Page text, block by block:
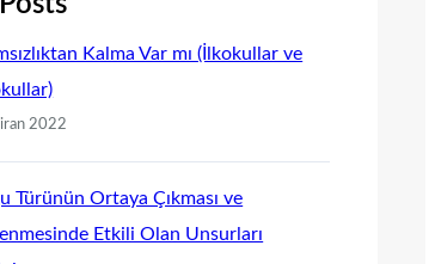
Kalma Var mı (İlkokullar ve
2022
Türünün Ortaya Çıkması ve
Etkili Olan Unsurları